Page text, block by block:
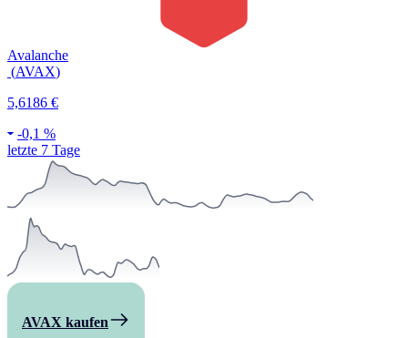
Avalanche
(AVAX)
5,6186 €
-0,1 %
letzte 7 Tage
AVAX kaufen